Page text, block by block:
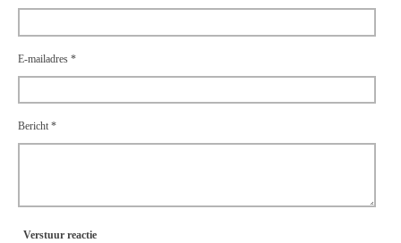
E-mailadres *
Bericht *
Verstuur reactie